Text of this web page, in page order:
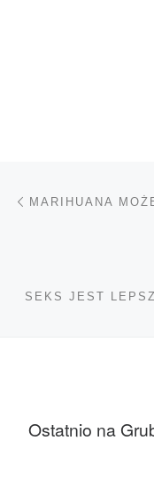
Nawigacja
MARIHUANA
SEKS JEST
Ostatnio na